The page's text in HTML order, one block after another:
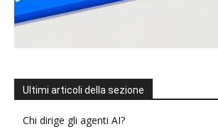
Ultimi articoli della sezione
Chi dirige gli agenti AI?